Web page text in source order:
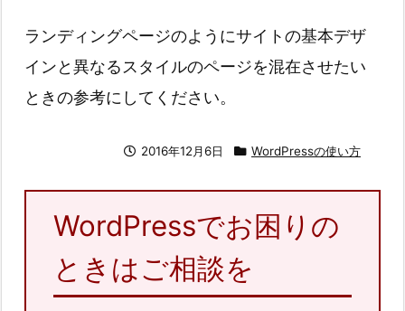
ランディングページのようにサイトの基本デザ
インと異なるスタイルのページを混在させたい
ときの参考にしてください。
2016年12月6日 WordPressの使い方
WordPressでお困りの
ときはご相談を